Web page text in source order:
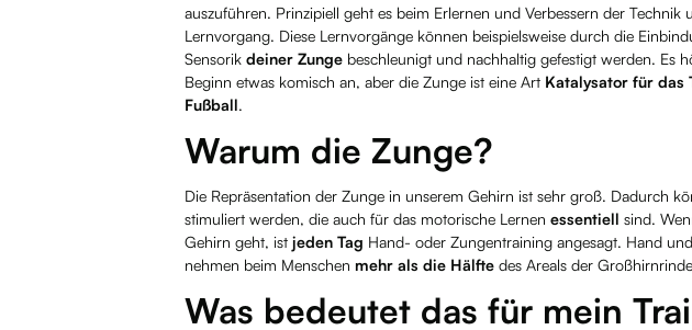
auszuführen. Prinzipiell geht es beim Erlernen und Verbessern der Technik
Lernvorgang. Diese Lernvorgänge können beispielsweise durch die
Sensorik deiner Zungebeschleunigt und nachhaltig gefestigt werden. Es
Beginn etwas komisch an, aber die Zunge ist eine Art Katalysator für das
Fußball.
Warum die Zunge?
Die Repräsentation der Zunge in unserem Gehirn ist sehr groß. Dadurch
stimuliert werden, die auch für das motorische Lernen essentiell sind.
Gehirn geht, ist jeden Tag Hand- oder Zungentraining angesagt. Hand
nehmen beim Menschen mehr als die Hälftedes Areals der
Was bedeutet das für mein